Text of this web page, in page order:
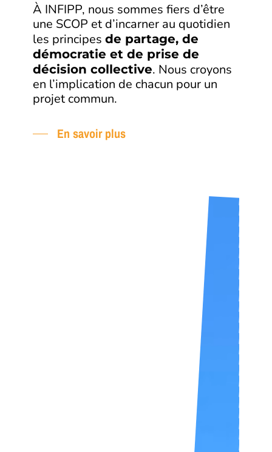
À INFIPP, nous sommes fiers d’être
une SCOP et d’incarner au quotidien
les principesde partage, de
démocratie et de prise de
décision collective. Nous croyons
en l’implication de chacun pour un
projet commun.
En savoir plus